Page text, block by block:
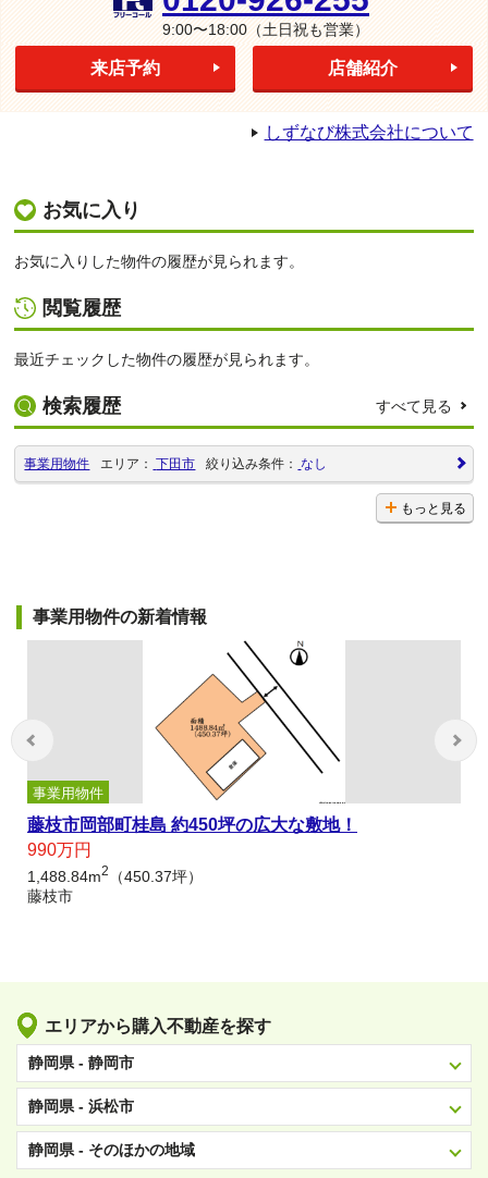
9:00〜18:00（土日祝も営業）
来店予約 店舗紹介
しずなび株式会社について
お気に入り
お気に入りした物件の履歴が見られます。
閲覧履歴
最近チェックした物件の履歴が見られます。
検索履歴
事業用物件 エリア： 下田市 絞り込み条件： なし
もっと見る
すべて見る
事業用物件の新着情報
事業用物件
藤枝市岡部町桂島 約450坪の広大な敷地！
990万円
1,488.84m2
（450.37坪）
藤枝市
エリアから購入不動産を探す
静岡県 - 静岡市
静岡県 - 浜松市
静岡県 - そのほかの地域